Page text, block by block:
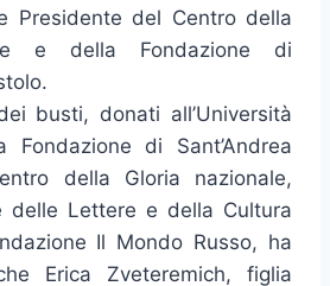
Presidente del Centro della
e della Fondazione di
busti, donati all’Università
di Sant’Andrea
della Gloria nazionale,
delle Lettere e della Cultura
Il Mondo Russo, ha
Erica Zveteremich, figlia